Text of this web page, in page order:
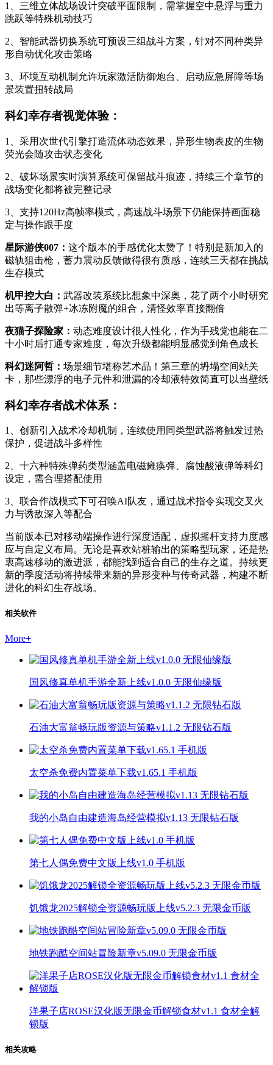
1、三维立体战场设计突破平面限制，需掌握空中悬浮与重力
跳跃等特殊机动技巧
2、智能武器切换系统可预设三组战斗方案，针对不同种类异
形自动优化攻击策略
3、环境互动机制允许玩家激活防御炮台、启动应急屏障等场
景装置扭转战局
科幻幸存者视觉体验：
1、采用次世代引擎打造流体动态效果，异形生物表皮的生物
荧光会随攻击状态变化
2、破坏场景实时演算系统可保留战斗痕迹，持续三个章节的
战场变化都将被完整记录
3、支持120Hz高帧率模式，高速战斗场景下仍能保持画面稳
定与操作跟手度
星际游侠007： 这个版本的手感优化太赞了！特别是新加入的
磁轨狙击枪，蓄力震动反馈做得很有质感，连续三天都在挑战
生存模式
机甲控大白： 武器改装系统比想象中深奥，花了两个小时研究
出等离子散弹+冰冻附魔的组合，清怪效率直接翻倍
夜猫子探险家： 动态难度设计很人性化，作为手残党也能在二
十小时后打通专家难度，每次升级都能明显感觉到角色成长
科幻迷阿哲： 场景细节堪称艺术品！第三章的坍塌空间站关
卡，那些漂浮的电子元件和泄漏的冷却液特效简直可以当壁纸
科幻幸存者战术体系：
1、创新引入战术冷却机制，连续使用同类型武器将触发过热
保护，促进战斗多样性
2、十六种特殊弹药类型涵盖电磁瘫痪弹、腐蚀酸液弹等科幻
设定，需合理搭配使用
3、联合作战模式下可召唤AI队友，通过战术指令实现交叉火
力与诱敌深入等配合
当前版本已对移动端操作进行深度适配，虚拟摇杆支持力度感
应与自定义布局。无论是喜欢站桩输出的策略型玩家，还是热
衷高速移动的激进派，都能找到适合自己的生存之道。持续更
新的季度活动将持续带来新的异形变种与传奇武器，构建不断
进化的科幻生存战场。
相关软件
More+
国风修真单机手游全新上线v1.0.0 无限仙缘版
石油大富翁畅玩版资源与策略v1.1.2 无限钻石版
太空杀免费内置菜单下载v1.65.1 手机版
我的小岛自由建造海岛经营模拟v1.13 无限钻石版
第七人偶免费中文版上线v1.0 手机版
饥饿龙2025解锁全资源畅玩版上线v5.2.3 无限金币版
地铁跑酷空间站冒险新章v5.09.0 无限金币版
洋果子店ROSE汉化版无限金币解锁食材v1.1 食材全解
锁版
相关攻略